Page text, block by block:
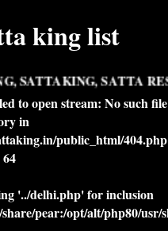
king list
SATTAKING, SATTA
to open stream: No such file
in
public_html/404.php
64
'../delhi.php' for inclusion
pear:/opt/alt/php80/